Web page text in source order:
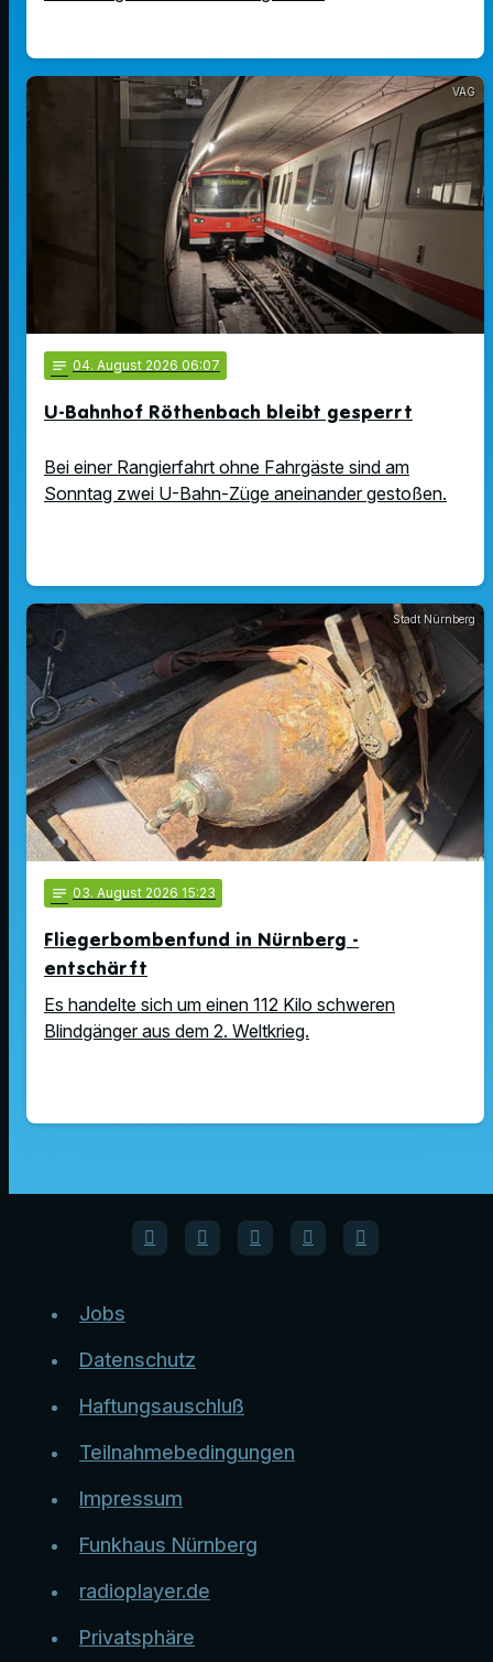
VAG
notes 04. August 2026 06:07
U-Bahnhof Röthenbach bleibt gesperrt
Bei einer Rangierfahrt ohne Fahrgäste sind am
Sonntag zwei U-Bahn-Züge aneinander gestoßen.
Stadt Nürnberg
notes 03. August 2026 15:23
Fliegerbombenfund in Nürnberg -
entschärft
Es handelte sich um einen 112 Kilo schweren
Blindgänger aus dem 2. Weltkrieg.
Jobs
Datenschutz
Haftungsauschluß
Teilnahmebedingungen
Impressum
Funkhaus Nürnberg
radioplayer.de
Privatsphäre